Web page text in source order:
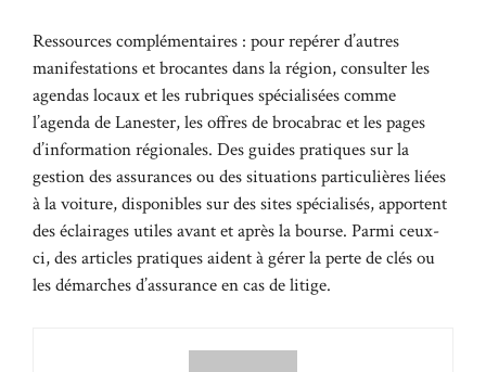
Ressources complémentaires : pour repérer d’autres
manifestations et brocantes dans la région, consulter les
agendas locaux et les rubriques spécialisées comme
l’agenda de Lanester, les offres de brocabrac et les pages
d’information régionales. Des guides pratiques sur la
gestion des assurances ou des situations particulières liées
à la voiture, disponibles sur des sites spécialisés, apportent
des éclairages utiles avant et après la bourse. Parmi ceux-
ci, des articles pratiques aident à gérer la perte de clés ou
les démarches d’assurance en cas de litige.